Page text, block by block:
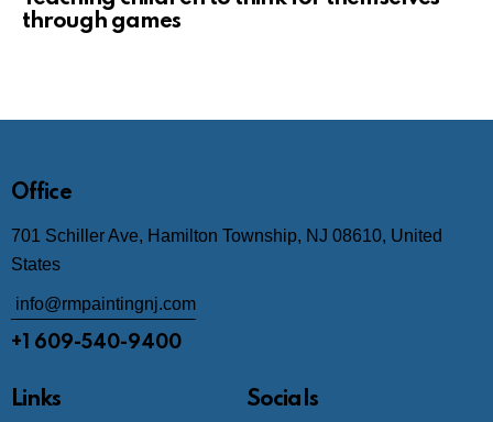
through games
Office
701 Schiller Ave, Hamilton Township, NJ 08610, United
States
info@rmpaintingnj.com
+1 609-540-9400
Links Socials